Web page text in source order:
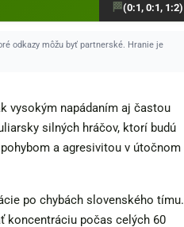
(0:1, 0:1, 1:2)
odkazy môžu byť partnerské. Hranie je
vysokým napádaním aj častou
silných hráčov, ktorí budú
a agresivitou v útočnom
po chybách slovenského tímu.
koncentráciu počas celých 60